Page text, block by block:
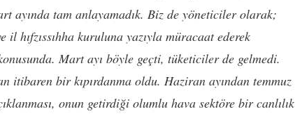
ayında tam anlayamadık. Biz de yöneticiler olarak;
hıfzıssıhha kuruluna yazıyla müracaat ederek
Mart ayı böyle geçti, tüketiciler de gelmedi.
itibaren bir kıpırdanma oldu. Haziran ayından temmuz
onun getirdiği olumlu hava sektöre bir canlılık